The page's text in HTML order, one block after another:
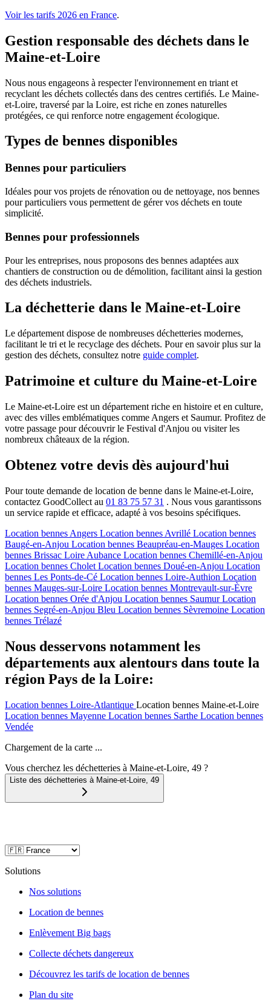
Voir les tarifs 2026 en France.
Gestion responsable des déchets dans le
Maine-et-Loire
Nous nous engageons à respecter l'environnement en triant et
recyclant les déchets collectés dans des centres certifiés. Le Maine-
et-Loire, traversé par la Loire, est riche en zones naturelles
protégées, ce qui renforce notre engagement écologique.
Types de bennes disponibles
Bennes pour particuliers
Idéales pour vos projets de rénovation ou de nettoyage, nos bennes
pour particuliers vous permettent de gérer vos déchets en toute
simplicité.
Bennes pour professionnels
Pour les entreprises, nous proposons des bennes adaptées aux
chantiers de construction ou de démolition, facilitant ainsi la gestion
des déchets industriels.
La déchetterie dans le Maine-et-Loire
Le département dispose de nombreuses déchetteries modernes,
facilitant le tri et le recyclage des déchets. Pour en savoir plus sur la
gestion des déchets, consultez notre guide complet.
Patrimoine et culture du Maine-et-Loire
Le Maine-et-Loire est un département riche en histoire et en culture,
avec des villes emblématiques comme Angers et Saumur. Profitez de
votre passage pour découvrir le Festival d'Anjou ou visiter les
nombreux châteaux de la région.
Obtenez votre devis dès aujourd'hui
Pour toute demande de location de benne dans le Maine-et-Loire,
contactez GoodCollect au 01 83 75 57 31 . Nous vous garantissons
un service rapide et efficace, adapté à vos besoins spécifiques.
Location bennes Angers Location bennes Avrillé Location bennes
Baugé-en-Anjou Location bennes Beaupréau-en-Mauges Location
bennes Brissac Loire Aubance Location bennes Chemillé-en-Anjou
Location bennes Cholet Location bennes Doué-en-Anjou Location
bennes Les Ponts-de-Cé Location bennes Loire-Authion Location
bennes Mauges-sur-Loire Location bennes Montrevault-sur-Èvre
Location bennes Orée d'Anjou Location bennes Saumur Location
bennes Segré-en-Anjou Bleu Location bennes Sèvremoine Location
bennes Trélazé
Nous desservons notamment les
départements aux alentours dans toute la
région Pays de la Loire:
Location bennes Loire-Atlantique Location bennes Maine-et-Loire
Location bennes Mayenne Location bennes Sarthe Location bennes
Vendée
Chargement de la carte ...
Vous cherchez les déchetteries à Maine-et-Loire, 49 ?
Liste des déchetteries à Maine-et-Loire 49
Solutions
Nos solutions
Location de bennes
Enlèvement Big bags
Collecte déchets dangereux
Découvrez les tarifs de location de bennes
Plan du site